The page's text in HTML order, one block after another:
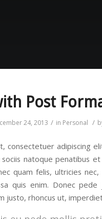
Post
24, 2013 / in Personal /
consectetuer adipiscing
sociis natoque penatibus
quam felis, ultricies
quis enim. Donec
justo, rhoncus ut,